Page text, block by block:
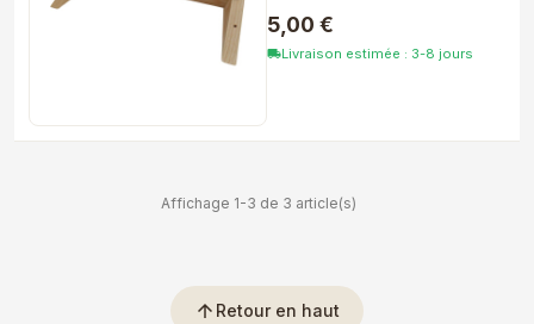
5,00 €
local_shippingLivraison estimée : 3-8 jours
Affichage 1-3 de 3 article(s)
arrow_upward Retour en haut